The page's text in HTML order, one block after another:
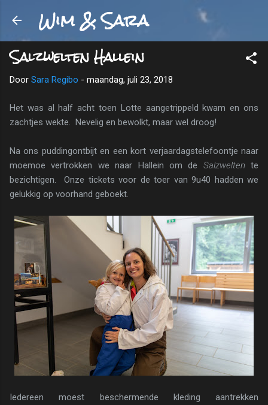
Doorgaan naar hoofdcontent
Wim & Sara
Salzwelten Hallein
Door Sara Regibo - maandag, juli 23, 2018
Het was al half acht toen Lotte aangetrippeld kwam en ons
zachtjes wekte. Nevelig en bewolkt, maar wel droog!
Na ons puddingontbijt en een kort verjaardagstelefoontje naar
moemoe vertrokken we naar Hallein om de Salzwelten te
bezichtigen. Onze tickets voor de toer van 9u40 hadden we
gelukkig op voorhand geboekt.
Iedereen moest beschermende kleding aantrekken